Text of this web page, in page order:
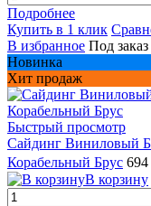
Подробнее
Купить в 1 клик
В избранное Под заказ
Новинка
Хит продаж
Быстрый просмотр
Сайдинг Виниловый
Корабельный Брус
В корзину